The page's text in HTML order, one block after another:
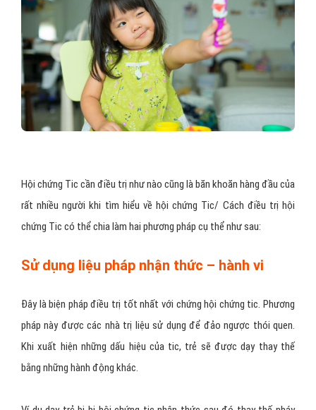
Hội chứng Tic cần điều trị như nào cũng là băn khoăn hàng đầu của
rất nhiều người khi tìm hiểu về hội chứng Tic/ Cách điều trị hội
chứng Tic có thể chia làm hai phương pháp cụ thể như sau:
Sử dụng liệu pháp nhận thức – hành vi
Đây là biện pháp điều trị tốt nhất với chứng hội chứng tic. Phương
pháp này được các nhà trị liệu sử dụng để đảo ngược thói quen.
Khi xuất hiện những dấu hiệu của tic, trẻ sẽ được dạy thay thế
bằng những hành động khác.